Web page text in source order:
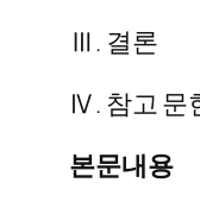
Ⅲ. 결론
Ⅳ. 참고 문
본문내용